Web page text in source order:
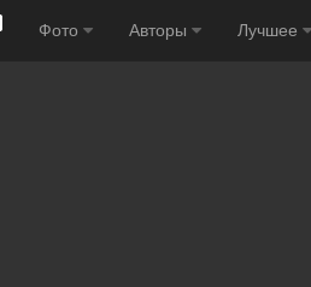
Фото Авторы Лучшее